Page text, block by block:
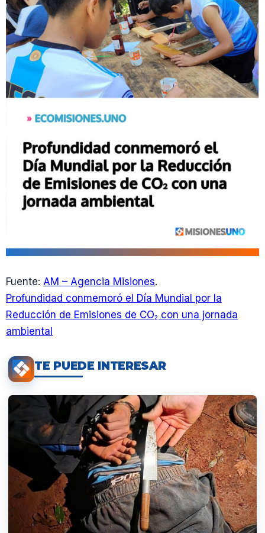
Fuente: AM – Agencia Misiones.
Profundidad conmemoró el Día Mundial por la
Reducción de Emisiones de CO₂ con una jornada
ambiental
TE PUEDE INTERESAR